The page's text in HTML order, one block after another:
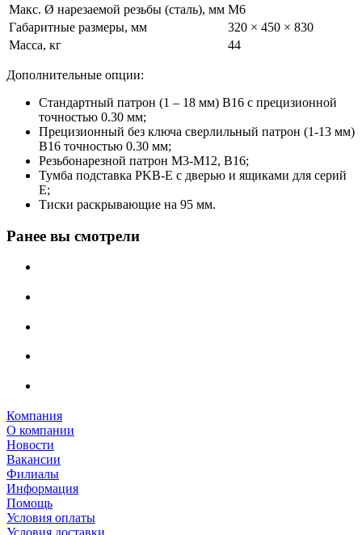
Макс. Ø нарезаемой резьбы (сталь), мм M6
Габаритные размеры, мм
320 × 450 × 830
Масса, кг
44
Дополнительные опции:
Стандартный патрон (1 – 18 мм) В16 с прецизионной
точностью 0.30 мм;
Прецизионный без ключа сверлильный патрон (1-13 мм)
B16 точностью 0.30 мм;
Резьбонарезной патрон М3-М12, В16;
Тумба подставка PKB-E с дверью и ящиками для серий
E;
Тиски раскрывающие на 95 мм.
Ранее вы смотрели
Компания
О компании
Новости
Вакансии
Филиалы
Информация
Помощь
Условия оплаты
Условия доставки